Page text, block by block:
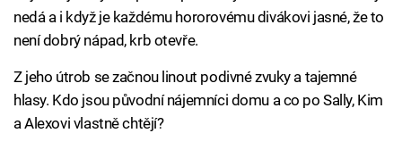
nedá a i když je každému hororovému divákovi jasné, že to
není dobrý nápad, krb otevře.
Z jeho útrob se začnou linout podivné zvuky a tajemné
hlasy. Kdo jsou původní nájemníci domu a co po Sally, Kim
a Alexovi vlastně chtějí?